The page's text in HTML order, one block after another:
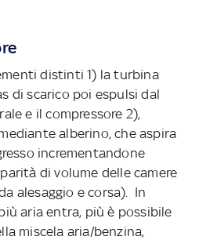
distinti 1) la turbina
di scarico poi espulsi dal
e il compressore 2),
alberino, che aspira
incrementandone
di volume delle camere
alesaggio e corsa). In
aria entra, più è possibile
miscela aria/benzina,